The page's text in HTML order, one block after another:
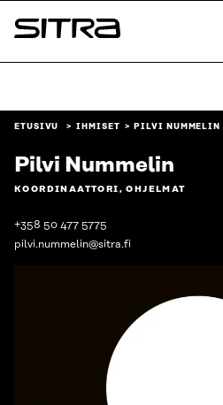
Siirry
suoraan
Sitra
ETUSIVU IHMISET PILVI NUMMELIN
Pilvi Nummelin
KOORDINAATTORI, OHJELMAT
+358 50 477 5775
pilvi.nummelin@sitra.fi